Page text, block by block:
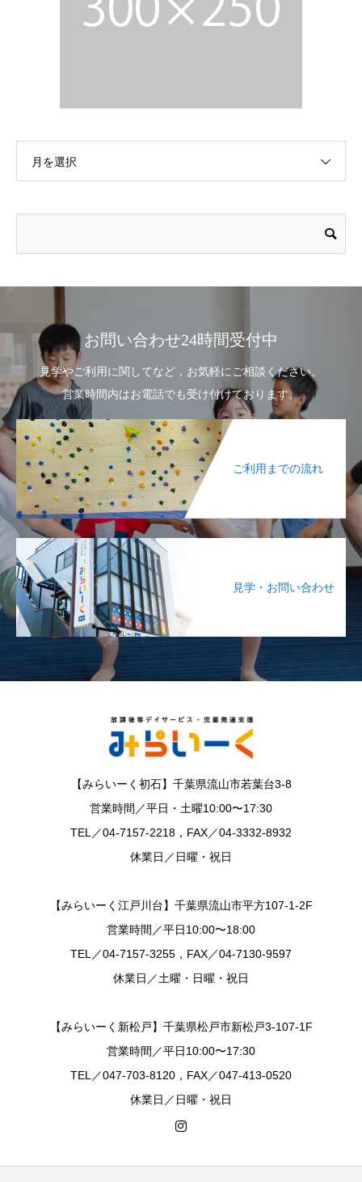
月を選択
お問い合わせ24時間受付中
見学やご利用に関してなど，お気軽にご相談ください。
営業時間内はお電話でも受け付けております。
ご利用までの流れ
見学・お問い合わせ
【みらいーく初石】千葉県流山市若葉台3-8
営業時間／平日・土曜10:00〜17:30
TEL／04-7157-2218，FAX／04-3332-8932
休業日／日曜・祝日
【みらいーく江戸川台】千葉県流山市平方107-1-2F
営業時間／平日10:00〜18:00
TEL／04-7157-3255，FAX／04-7130-9597
休業日／土曜・日曜・祝日
【みらいーく新松戸】千葉県松戸市新松戸3-107-1F
営業時間／平日10:00〜17:30
TEL／047-703-8120，FAX／047-413-0520
休業日／日曜・祝日